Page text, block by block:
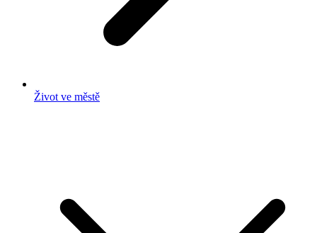
Život ve městě